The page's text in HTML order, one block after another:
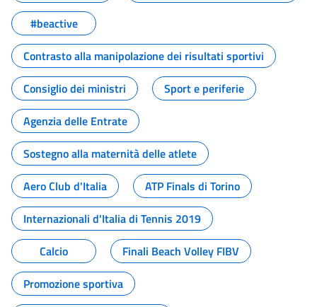
#beactive
Contrasto alla manipolazione dei risultati sportivi
Consiglio dei ministri
Sport e periferie
Agenzia delle Entrate
Sostegno alla maternità delle atlete
Aero Club d'Italia
ATP Finals di Torino
Internazionali d'Italia di Tennis 2019
Calcio
Finali Beach Volley FIBV
Promozione sportiva